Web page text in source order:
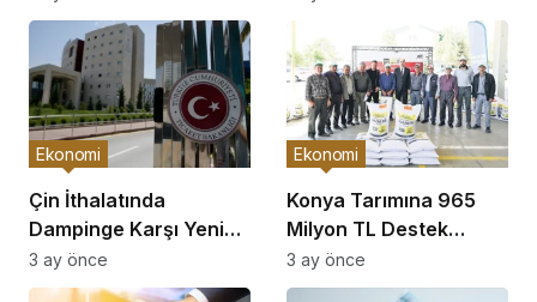
Çin İthalatında
Dampinge Karşı Yeni
Önlemler!
Ekonomi
3 ay önce
Konya Tarımına 965
Milyon TL Destek
Açıklaması
Ekonomi
3 ay önce